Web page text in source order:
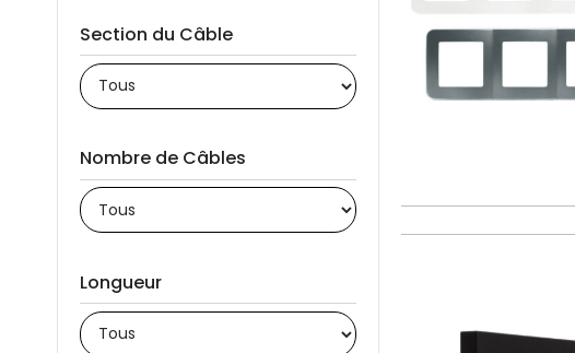
Section du Câble
Nombre de Câbles
Longueur